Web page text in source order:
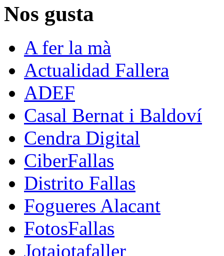
Nos gusta
A fer la mà
Actualidad Fallera
ADEF
Casal Bernat i Baldoví
Cendra Digital
CiberFallas
Distrito Fallas
Fogueres Alacant
FotosFallas
Jotajotafaller